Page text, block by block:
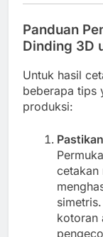
Panduan
Dinding 3D
Untuk hasil
beberapa tips
produksi:
cetakan
kotoran